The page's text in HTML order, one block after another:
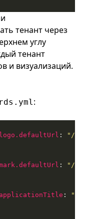
тенант через
углу
тенант
и визуализаций.
:
: "/ui/
: "/ui/
: